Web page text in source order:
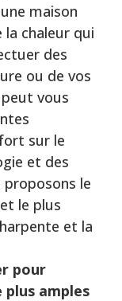
maison
la chaleur qui
des
ou de vos
vous
sur le
et des
proposons le
le plus
et la
pour
amples